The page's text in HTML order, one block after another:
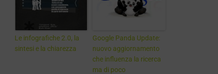
Le infografiche 2.0, la
sintesi e la chiarezza
Google Panda Update:
nuovo aggiornamento
che influenza la ricerca
ma di poco